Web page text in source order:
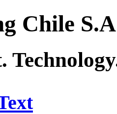
Chile